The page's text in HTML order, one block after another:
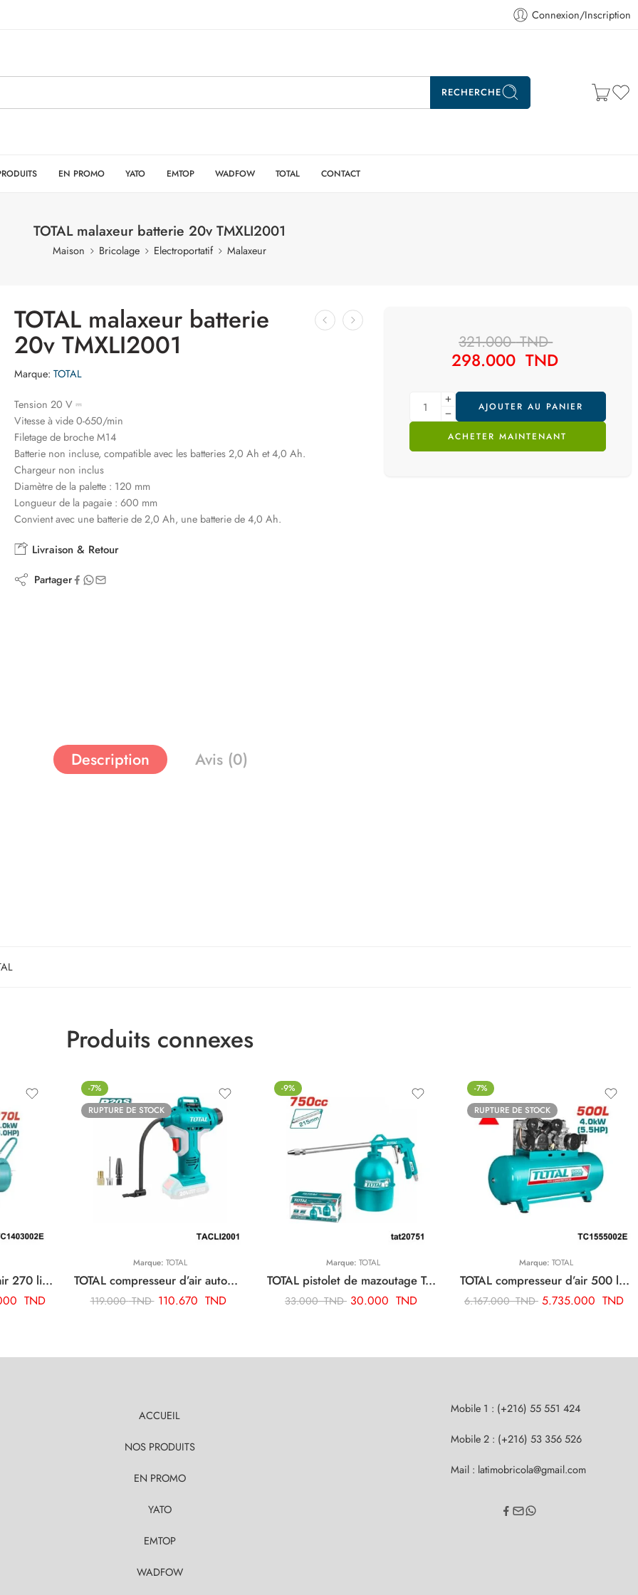
Connexion/Inscription
RECHERCHE
EN PROMO YATO EMTOP WADFOW TOTAL CONTACT
TOTAL malaxeur batterie 20v TMXLI2001
Maison Bricolage Electroportatif Malaxeur
TOTAL malaxeur batterie
20v TMXLI2001
Marque: TOTAL
Tension 20 V ⎓
Vitesse à vide 0-650/min
Filetage de broche M14
Batterie non incluse, compatible avec les batteries 2,0 Ah et 4,0 Ah.
Chargeur non inclus
Diamètre de la palette : 120 mm
Longueur de la pagaie : 600 mm
Convient avec une batterie de 2,0 Ah, une batterie de 4,0 Ah.
Livraison & Retour
Partager
321.000TND
298.000 TND
AJOUTER AU PANIER
ACHETER MAINTENANT
Description Avis (0)
Produits connexes
TOTAL compresseur d’air 270 litre TC1403002E
TND
-7%
RUPTURE DE STOCK
Marque: TOTAL
TOTAL compresseur d’air automatique sans fil TACLI2001
119.000TND 110.670 TND
-9%
Marque: TOTAL
TOTAL pistolet de mazoutage TAT20751
33.000TND 30.000 TND
-7%
RUPTURE DE STOCK
Marque: TOTAL
TOTAL compresseur d’air 500 litre 5.5hp TC1555002E
6.167.000TND 5.735.000 TND
ACCUEIL
NOS PRODUITS
EN PROMO
YATO
EMTOP
WADFOW
Mobile 1 : (+216) 55 551 424
Mobile 2 : (+216) 53 356 526
Mail : latimobricola@gmail.com